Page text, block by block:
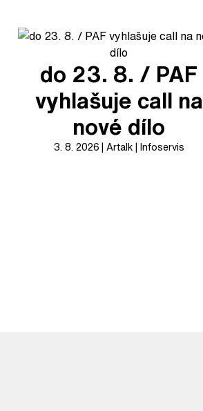
do 23. 8. / PAF
vyhlašuje call na
nové dílo
3. 8. 2026 Artalk Infoservis